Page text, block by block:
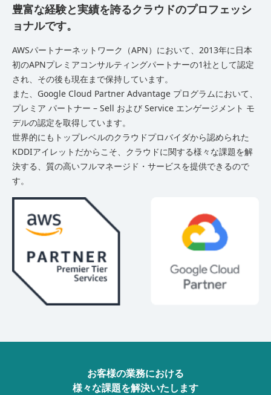
豊富な経験と実績を誇るクラウドのプロフェッシ
ョナルです。
AWSパートナーネットワーク（APN）において、2013年に日本
初のAPNプレミアコンサルティングパートナーの1社として認定
され、その後も現在まで保持しています。
また、Google Cloud Partner Advantage プログラムにおいて、
プレミア パートナー – Sell および Service エンゲージメント モ
デルの認定を取得しています。
世界的にもトップレベルのクラウドプロバイダから認められた
KDDIアイレットだからこそ、クラウドに関する様々な課題を解
決する、質の高いフルマネージド・サービスを提供できるので
す。
お客様の業務における
様々な課題を解決いたします